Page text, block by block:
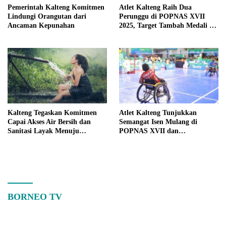
Pemerintah Kalteng Komitmen
Lindungi Orangutan dari
Ancaman Kepunahan
Atlet Kalteng Raih Dua
Perunggu di POPNAS XVII
2025, Target Tambah Medali di
Kalteng Tegaskan Komitmen
Capai Akses Air Bersih dan
Sanitasi Layak Menuju
Atlet Kalteng Tunjukkan
Semangat Isen Mulang di
POPNAS XVII dan
BORNEO TV